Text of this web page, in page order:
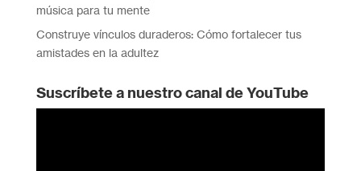
música para tu mente
Construye vínculos duraderos: Cómo fortalecer tus
amistades en la adultez
Suscríbete a nuestro canal de YouTube